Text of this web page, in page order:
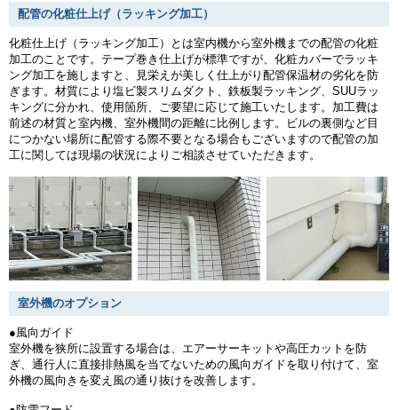
配管の化粧仕上げ（ラッキング加工）
化粧仕上げ（ラッキング加工）とは室内機から室外機までの配管の化粧
加工のことです。テープ巻き仕上げが標準ですが、化粧カバーでラッキ
ング加工を施しますと、見栄えが美しく仕上がり配管保温材の劣化を防
ぎます。材質により塩ビ製スリムダクト、鉄板製ラッキング、SUUラッ
キングに分かれ、使用箇所、ご要望に応じて施工いたします。加工費は
前述の材質と室内機、室外機間の距離に比例します。ビルの裏側など目
につかない場所に配管する際不要となる場合もございますので配管の加
工に関しては現場の状況によりご相談させていただきます。
室外機のオプション
●風向ガイド
室外機を狭所に設置する場合は、エアーサーキットや高圧カットを防
ぎ、通行人に直接排熱風を当てないための風向ガイドを取り付けて、室
外機の風向きを変え風の通り抜けを改善します。